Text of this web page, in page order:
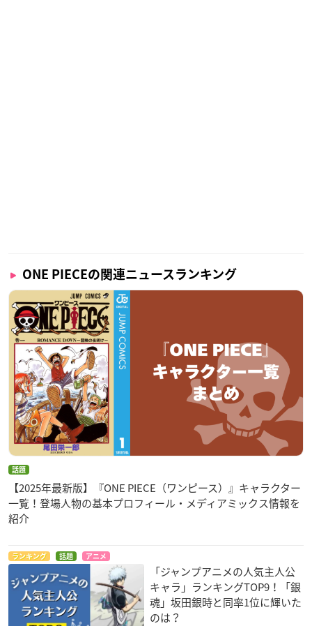
ONE PIECEの関連ニュースランキング
話題
【2025年最新版】『ONE PIECE（ワンピース）』キャラクター
一覧！登場人物の基本プロフィール・メディアミックス情報を
紹介
ランキング 話題 アニメ
「ジャンプアニメの人気主人公
キャラ」ランキングTOP9！「銀
魂」坂田銀時と同率1位に輝いた
のは？